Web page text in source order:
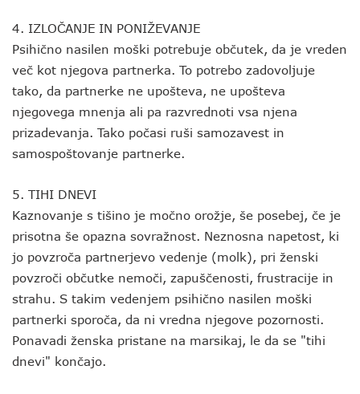
4. IZLOČANJE IN PONIŽEVANJE
Psihično nasilen moški potrebuje občutek, da je vreden
več kot njegova partnerka. To potrebo zadovoljuje
tako, da partnerke ne upošteva, ne upošteva
njegovega mnenja ali pa razvrednoti vsa njena
prizadevanja. Tako počasi ruši samozavest in
samospoštovanje partnerke.
5. TIHI DNEVI
Kaznovanje s tišino je močno orožje, še posebej, če je
prisotna še opazna sovražnost. Neznosna napetost, ki
jo povzroča partnerjevo vedenje (molk), pri ženski
povzroči občutke nemoči, zapuščenosti, frustracije in
strahu. S takim vedenjem psihično nasilen moški
partnerki sporoča, da ni vredna njegove pozornosti.
Ponavadi ženska pristane na marsikaj, le da se "tihi
dnevi" končajo.